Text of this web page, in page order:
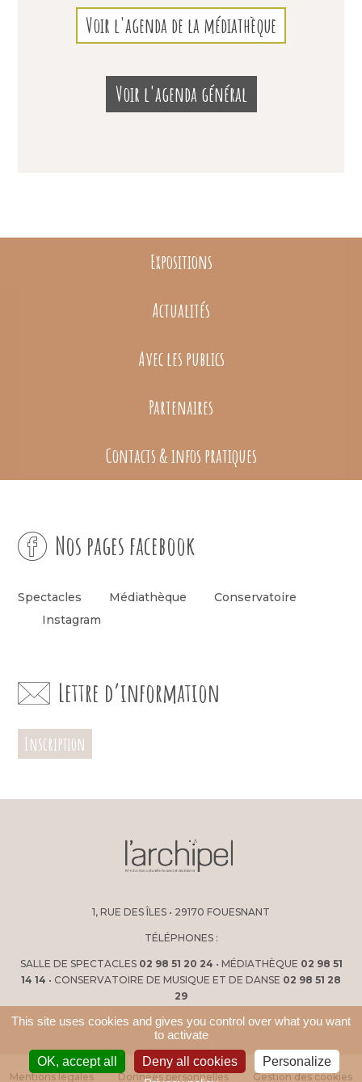
Voir l'agenda de la médiathèque
Voir l'agenda général
Expositions
Actualités
Avec les publics
Partenaires
Contacts & infos pratiques
Nos pages facebook
Spectacles Médiathèque
Conservatoire
Instagram
Lettre d’information
Inscription
1, RUE DES ÎLES • 29170 FOUESNANT
TÉLÉPHONES :
SALLE DE SPECTACLES 02 98 51 20 24 • MÉDIATHÈQUE 02 98 51
14 14 • CONSERVATOIRE DE MUSIQUE ET DE DANSE 02 98 51 28
29
Mentions légales Données personnelles Gestion des cookies
This site uses cookies and gives you control over what you want
to activate
OK, accept all
Deny all cookies
Personalize